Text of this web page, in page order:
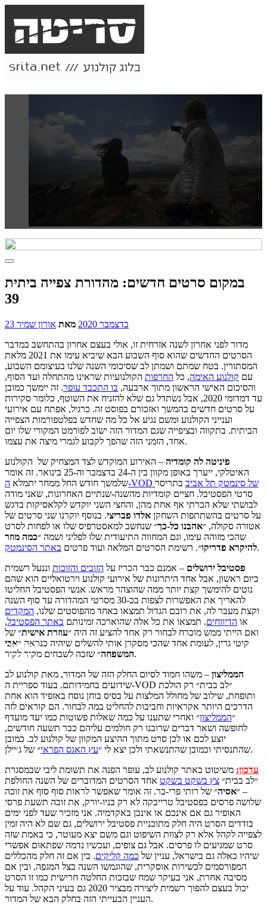
במקום סרטים חדשים: מהדורת צפייה ביתית
39
23 בדצמבר 2020 מאת אורון שמיר
מדור לפני אחרון לשנה אזרחית זו, אולי בעצם אחרון בהתחשב במדבר
הסרטים החדשים שהוא סוף השבוע הבא שיביא עימו את 2021 מלאת
המסתורין. בטח שמתם ושמתן לב שסיכומי השנה שלנו בעיצומם השבוע,
עם קולנוע האימה, כל החרפות הקולנועיות שראינו מהתחלה ועד הסוף,
והסיכום האישי הראשון מתוך ארבעה, בו התכבד עופר. זה יימשך כמובן
עד דמדומי 2020, אבל נשתדל גם שלא להזניח את השוטף, כלומר סקירות
על סרטים חדשים בהמשך ואזכורם בפוסט זה. כרגיל, אפתח עם אירועי
וענייני הקולנוע ומשם נגיע אל כל מה שחדש בפלטפורמות הצפייה
הביתית. בתקווה ובציפייה שגם המדור הזה ישוב לפורמט המקורי שלו יום
אחד, הזמני הזה שהפך לקבוע לגמרי מיצה את עצמו.
פיניטה לה קומדיה – האירוע המוקדש לצד המצחיק של הקולנוע
האיטלקי, ייערך באופן מקוון בין ה-24 בדצמבר וה-25 בינואר. זה אומר
שלמשך חודש החל ממחר יתמלא
ה-VOD של סינמטק תל אביב בתריסר
סרטי הפסטיבל. חציים קומדיות מהשנה-שנתיים האחרונות, שאני מודה
לבושתי שלא הכרתי אף אחת מהן, והחצי השני יוקדש לקלאסיקות בדגש
על סרטים בהשתתפות השחקן אלדו פבריצי. בנוסף יוקרנו שני סרטים של
אטורה סקולה, ״אהבנו כל-כך״ שנחשב למאסטרפיס שלו או לפחות לסרט
שהכי מזוהה עימו, וגם המחווה התיעודית שלו לפליני ושמה ״כמה מוזר
להיקרא פדריקו״. רשימת הסרטים המלאה ועוד פרטים באתר הסינמטק
.
פסטיבל ירושלים – אמנם כבר הכריז על הזוכים והזוכות וננעל רשמית
ביום ראשון, אבל אחד היתרונות של אירועי קולנוע וירטואליים הוא שהם
נוטים להימשך קצת יותר ממה שהוצהר מראש. אנשי הפסטיבל החליטו
להאריך את האפשרות לצפות בכ-30 מסרטי המהדורה עד סוף השנה
וקצת מעבר לה, את רובם הגדול תמצאו באחד מהפוסטים שלנו, המקדים
או הדיווחים. תמצאו את כל אלה שהוארכה זמינותם באתר הפסטיבל,
ואם הייתי ממש מוכרח לבחור רק אחד להציע זה היה ״עוזרת אישית״ של
קיטי גרין, לעומת אחד שהכי מסקרן אותי להשלים שיהיה כנראה ״אבי
המשפחה״ שזכה לשבחים מקיר לקיר.
הממליצון – משהו חמוד לסיום החלק הזה של המדור, מאת קולנוע לב
שידועים בחמידותם. בעוד ספריית ה-VOD ״לב בבית״ רק הולכת
ותופחת, שילוב של מחולל המלצות על בסיס בוחן נוסח באזפיד הוא אחת
הדרכים היותר אקראיות וחביבות להחליט במה לבחור. הם קוראים לזה
״הממליצון״ ואחרי שתענו על כמה שאלות פשוטות כמו יעד מועדף
לחופשה ושאר דברים שרובנו רק חולמים עליהם כבר תשעה חודשים,
יוצע לכם או לכן סרט מתוך ההיצע המקוון של קולנוע לב. כמובן
שהתנסיתי וכמובן שהתנשאתי ולכן יצא לי ״עץ האגס הפראי
״ של ג׳יילן.
עדכון: משיטוט באתר קולנוע לב, עופר הפנה את תשומת ליבי שבמסגרת
״לב בבית״ צץ בשקט בשקט אחד הסרטים המדוברים של השנה החולפת
– ״אסיה״ של רותי פרי-בר. זה אומר שאפשר לראות סוף סוף את זוכה
שלושה פרסים בפסטיבל טרייבקה לא רק בניו-יורק, את זוכה תשעת פרסי
האופיר גם אם אינכם או אינכן באקדמיה. אני מזכיר שעד לפני ימים
בודדים הסרט היה חלק מתוכניית פסטיבל ירושלים, גם שם לא היה זמין
לצפייה לקהל אלא רק לצוות השיפוט וגם משם יצא מעוטר, כי באמת שזה
סרט שמגיעים לו פרסים. אבל גם צופים, ועכשיו נדמה שפתאום אפשרי
שיהיו כאלה גם בישראל, עניין של כמה קליקים. בין אם זה חלק מהכללים
המפורסמים לכשירות אוסקרית, שהוגמשו השנה בצל המגפה, ובין אם
מסיבה אחרת, אני בעיקר שמח שבזכות החלטה חרישית כמו זו הסרט
יכול בעצם להפוך רשמית ליצירה מבציר 2020 גם בעיני הקהל. עוד על
העניין הבעייתי הזה בחלק הבא של המדור.